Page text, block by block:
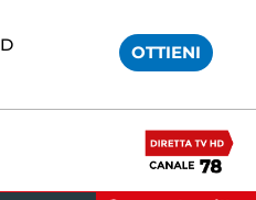
OTTIENI